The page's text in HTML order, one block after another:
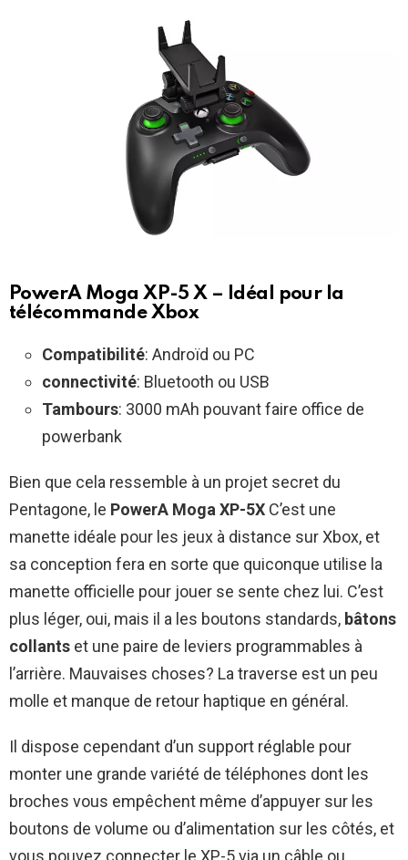
PowerA Moga XP-5 X – Idéal pour la
télécommande Xbox
Compatibilité: Androïd ou PC
connectivité: Bluetooth ou USB
Tambours: 3000 mAh pouvant faire office de
powerbank
Bien que cela ressemble à un projet secret du
Pentagone, le PowerA Moga XP-5X C’est une
manette idéale pour les jeux à distance sur Xbox, et
sa conception fera en sorte que quiconque utilise la
manette officielle pour jouer se sente chez lui. C’est
plus léger, oui, mais il a les boutons standards, bâtons
collants et une paire de leviers programmables à
l’arrière. Mauvaises choses? La traverse est un peu
molle et manque de retour haptique en général.
Il dispose cependant d’un support réglable pour
monter une grande variété de téléphones dont les
broches vous empêchent même d’appuyer sur les
boutons de volume ou d’alimentation sur les côtés, et
vous pouvez connecter le XP-5 via un câble ou